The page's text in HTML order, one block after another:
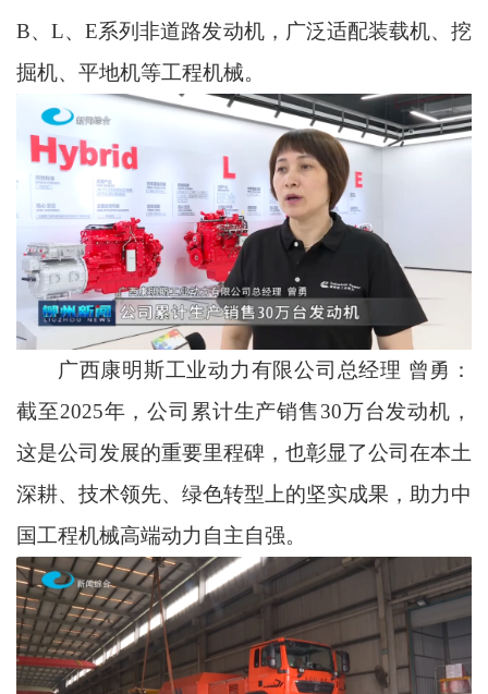
B、L、E系列非道路发动机，广泛适配装载机、挖
掘机、平地机等工程机械。
广西康明斯工业动力有限公司总经理 曾勇：
截至2025年，公司累计生产销售30万台发动机，
这是公司发展的重要里程碑，也彰显了公司在本土
深耕、技术领先、绿色转型上的坚实成果，助力中
国工程机械高端动力自主自强。